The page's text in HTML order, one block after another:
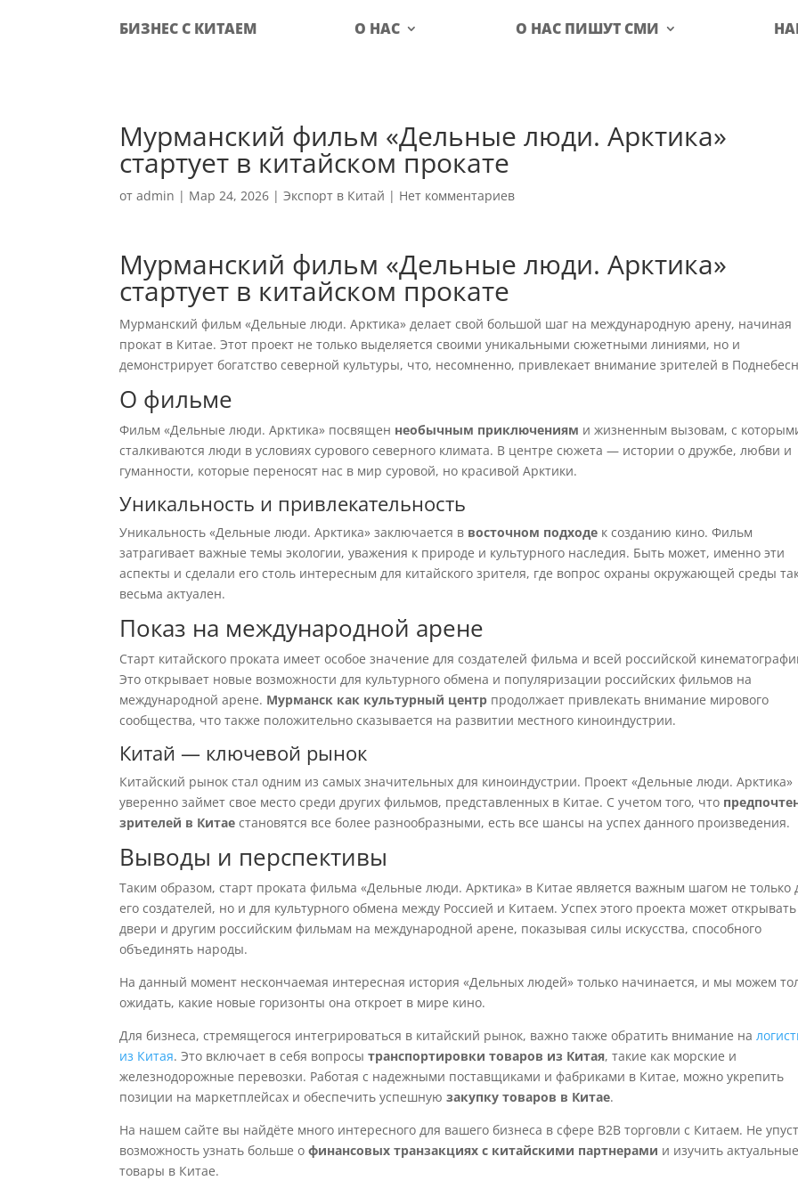
БИЗНЕС С КИТАЕМ О НАС О НАС ПИШУТ СМИ
Мурманский фильм «Дельные люди. Арктика»
стартует в китайском прокате
отadmin | Мар 24, 2026 |Экспорт в Китай | Нет комментариев
Мурманский фильм «Дельные люди. Арктика»
стартует в китайском прокате
Мурманский фильм «Дельные люди. Арктика» делает свой большой шаг на международную арену, начиная
прокат в Китае. Этот проект не только выделяется своими уникальными сюжетными линиями, но и
демонстрирует богатство северной культуры, что, несомненно, привлекает внимание зрителей в
О фильме
Фильм «Дельные люди. Арктика» посвящен необычным приключениям и жизненным вызовам, с
сталкиваются люди в условиях сурового северного климата. В центре сюжета — истории о дружбе, любви и
гуманности, которые переносят нас в мир суровой, но красивой Арктики.
Уникальность и привлекательность
Уникальность «Дельные люди. Арктика» заключается в восточном подходе к созданию кино. Фильм
затрагивает важные темы экологии, уважения к природе и культурного наследия. Быть может, именно эти
аспекты и сделали его столь интересным для китайского зрителя, где вопрос охраны окружающей среды
весьма актуален.
Показ на международной арене
Старт китайского проката имеет особое значение для создателей фильма и всей российской
Это открывает новые возможности для культурного обмена и популяризации российских фильмов на
международной арене. Мурманск как культурный центр продолжает привлекать внимание мирового
сообщества, что также положительно сказывается на развитии местного киноиндустрии.
Китай — ключевой рынок
Китайский рынок стал одним из самых значительных для киноиндустрии. Проект «Дельные люди. Арктика»
уверенно займет свое место среди других фильмов, представленных в Китае. С учетом того, что
зрителей в Китае становятся все более разнообразными, есть все шансы на успех данного произведения.
Выводы и перспективы
Таким образом, старт проката фильма «Дельные люди. Арктика» в Китае является важным шагом не только
его создателей, но и для культурного обмена между Россией и Китаем. Успех этого проекта может открывать
двери и другим российским фильмам на международной арене, показывая силы искусства, способного
объединять народы.
На данный момент нескончаемая интересная история «Дельных людей» только начинается, и мы можем
ожидать, какие новые горизонты она откроет в мире кино.
Для бизнеса, стремящегося интегрироваться в китайский рынок, важно также обратить внимание на
из Китая. Это включает в себя вопросытранспортировки товаров из Китая, такие как морские и
железнодорожные перевозки. Работая с надежными поставщиками и фабриками в Китае, можно укрепить
позиции на маркетплейсах и обеспечить успешнуюзакупку товаров в Китае.
На нашем сайте вы найдёте много интересного для вашего бизнеса в сфере B2B торговли с Китаем. Не
возможность узнать больше офинансовых транзакциях с китайскими партнерами и изучить актуальные
товары в Китае.